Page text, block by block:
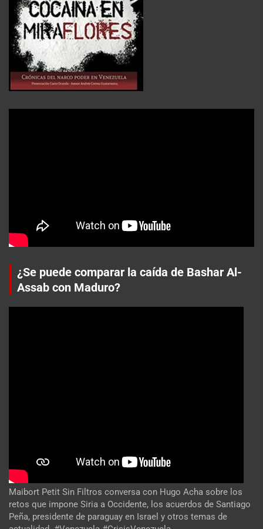
¿Se puede comparar la caída de Bashar Al-
Assab con Maduro?
Maibort Petit Sin Filtros conversa con Hugo Acha sobre los
retos que impone Siria a Occidente, los acuerdos de Santiago
Peña, presidente de paraguay en Israel y otros temas de